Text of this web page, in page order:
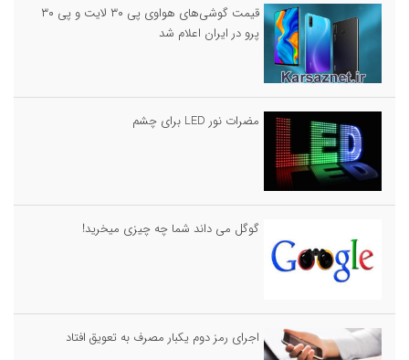
قیمت گوشی‌های هواوی پی ۳۰ لایت و پی ۳۰
پرو در ایران اعلام شد
مضرات نور LED برای چشم
گوگل می داند شما چه چیزی میخرید!
اجرای رمز دوم یکبار مصرف به تعویق افتاد